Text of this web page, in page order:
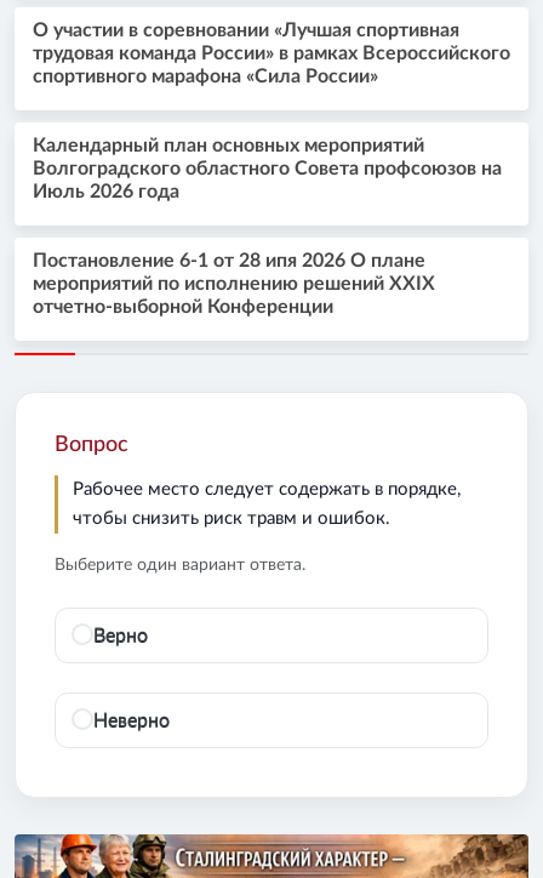
О участии в соревновании «Лучшая спортивная
трудовая команда России» в рамках Всероссийского
спортивного марафона «Сила России»
Календарный план основных мероприятий
Волгоградского областного Совета профсоюзов на
Июль 2026 года
Постановление 6-1 от 28 ипя 2026 О плане
мероприятий по исполнению решений XXIX
отчетно-выборной Конференции
Вопрос
Рабочее место следует содержать в порядке,
чтобы снизить риск травм и ошибок.
Выберите один вариант ответа.
Верно
Неверно